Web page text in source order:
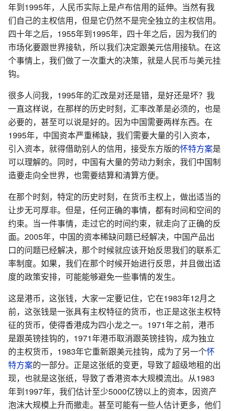
年到1995年，人民币实际上是卢布信用的延伸。当然有我
们自己的主权信用，但是它仍然不是完全独立的主权信用。
四十年之后，1955年到1995年，四十年之后，因为我们的
市场化要跟世界接轨，所以我们决定跟美元信用接轨。在这
个事情上，我们做了一次重大的决策，就是人民币与美元挂
钩。
很多人问我，1995年的汇改是对还是错，是好还是坏？我
一直这样说，在那样的历史时刻，汇率改革是必须的，也是
必要的，甚至可以说是好的。因为中国需要两样东西。在
1995年，中国资本严重稀缺，我们需要大量的引入资本，
引入资本，就得借助别人的信用，接受东方版的怀特方案是
可以理解的。同时，中国有大量的劳动力剩余，我们中国制
造要走向全世界，也需要结算和清算方便。
在那个时刻，特定的历史时刻，在货币主权上，做出适当的
让步无可厚非。但是，任何正确的事情，都有时间和空间的
约束。当一件事情，走过它的时间约束，就走向了正确的反
面。2005年，中国的资本稀缺问题已经解决，中国产品出
口的问题已经解决，那个时候就应该开始反思我们的联系汇
率制度。如果，我们在那个时候开始进行反思，并且做出适
度的政策安排，可能能够避免一些事情的发生。
这是港币，这张钱，大家一定要记住，它在1983年12月之
前，这张钱是一张具有主权特征的货币，也正是这张主权特
征的货币，使得香港成为四小龙之一。1971年之前，港币
是跟英镑挂钩的，1971年港币取消跟英镑挂钩，成为独立
的主权货币，1983年它重新跟美元挂钩，成为了另一个怀
特方案的一部分。正是这张纸的变更，导致了超级地租的出
现，也就是这张纸，导致了香港资本大规模流出。从1983
年到1997年，我们估计至少5000亿镑以上的资本，因资产
泡沫大规模上升而撤走。甚至可能有一些人估计更多，他们